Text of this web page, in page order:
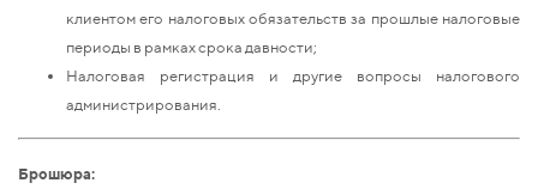
клиентом его налоговых обязательств за прошлые налоговые
периоды в рамках срока давности;
Налоговая регистрация и другие вопросы налогового
администрирования.
Брошюра: